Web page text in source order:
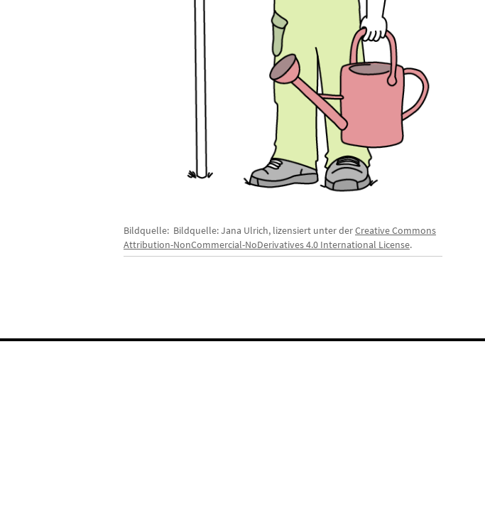
Bildquelle: Bildquelle: Jana Ulrich, lizensiert unter derCreative Commons
Attribution-NonCommercial-NoDerivatives 4.0 International License.